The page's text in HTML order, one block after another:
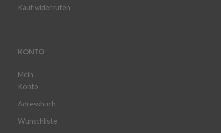
Kauf widerrufen
KONTO
Mein
Konto
Adressbuch
Wunschliste